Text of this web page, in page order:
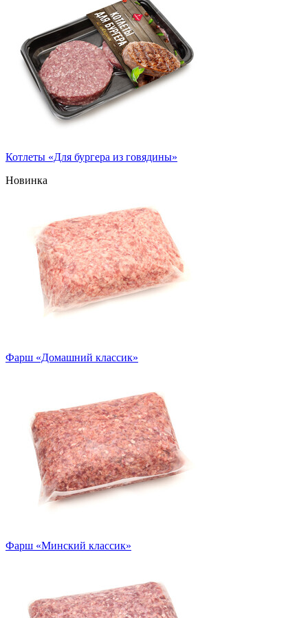
Котлеты «Для бургера из говядины»
Новинка
Фарш «Домашний классик»
Фарш «Минский классик»